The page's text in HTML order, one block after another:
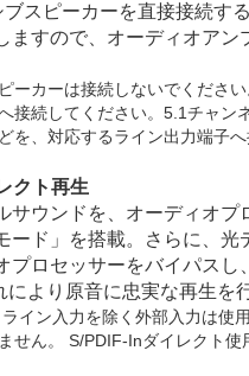
スピーカーを直接接続す
ますので、オーディオア
ーカーは接続しないでくださ
接続してください。5.1チャン
を、対応するライン出力端子
クト再生
サウンドを、オーディオ
ード」を搭載。さらに、
プロセッサーをバイパス
により原音に忠実な再生を
イン入力を除く外部入力は使
せん。 S/PDIF-Inダイレクト